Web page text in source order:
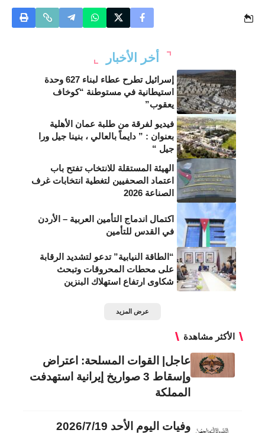
أخر الأخبار
إسرائيل تطرح عطاء لبناء 627 وحدة
استيطانية في مستوطنة “كوخاف
يعقوب”
فيديو لفرقة من طلبة عمان الأهلية
بعنوان : ” دايماً بالعالي ، بنينا جيل ورا
جيل “
الهيئة المستقلة للانتخاب تفتح باب
اعتماد الصحفيين لتغطية انتخابات غرف
الصناعة 2026
اكتمال اندماج التأمين العربية – الأردن
في القدس للتأمين
“الطاقة النيابية” تدعو لتشديد الرقابة
على محطات المحروقات وتبحث
شكاوى ارتفاع استهلاك البنزين
عرض المزيد
الأكثر مشاهدة
عاجل| القوات المسلحة: اعتراض
وإسقاط 3 صواريخ إيرانية استهدفت
المملكة
وفيات اليوم الأحد 2026/7/19